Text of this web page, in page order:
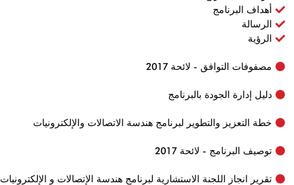
أهداف البرنامج
الرسالة
الرؤية
مصفوفات التوافق - لائحة 2017
دليل إدارة الجودة بالبرنامج
خطة التعزيز والتطوير لبرنامج هندسة الاتصالات والإلكترونيات
توصيف البرنامج - لائحة 2017
تقرير انجاز اللجنة الاستشارية لبرنامج هندسة الإتصالات و الإلكترونيات